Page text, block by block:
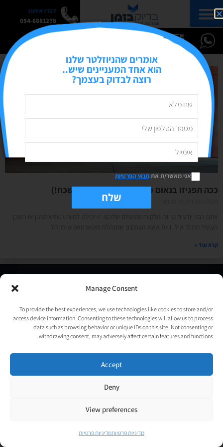
Manage Consent
To provide the best experiences, we use technologies like cookies to store and/or
access device information. Consenting to these technologies will allow us to process
data such as browsing behavior or unique IDs on this site. Not consenting or
withdrawing consent, may adversely affect certain features and functions.
Accept
Deny
View preferences
מדיניות פרטיותמדיניות פרטיות
דברו איתנו
054-6881278
ככה תפגיזו בנאום מעלית מושלם (ובלתי נשכח!)
אתם כבר יודעים מי זה הלקוח המושלם שלכם- זו יכולה להיות האמא מהגן או השכן
העשיר ממול. אולי זאת אשת העסקים שמנהלת סטארטאפ או מנהל
קרא עוד »
, העסק החברתי לבניית אתרים | עיצוב וגרפיקה:
psycat
אומרים שהניוזלטר שלנו
הוא אחד המעניינים שיש..
רוצה לבדוק בעצמך?
אני מאשר/ת אתתנאי הפרטיות
שלח